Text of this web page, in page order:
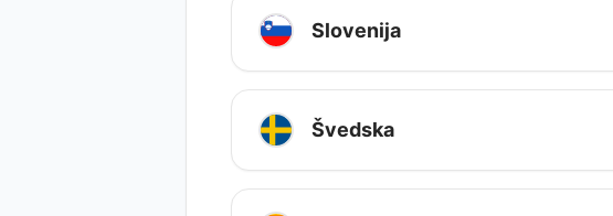
Slovenija
Švedska